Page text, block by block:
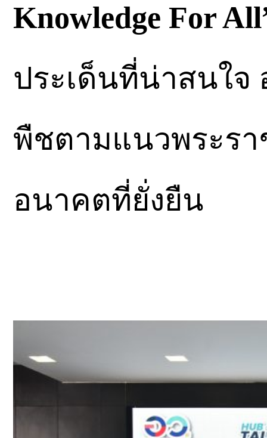
Knowledge For
ประเด็นที่น่าสนใจ
พืชตามแนวพระรา
อนาคตที่ยั่งยืน